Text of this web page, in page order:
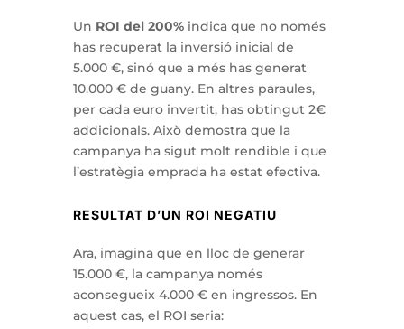
Un ROI del 200%indica que no només
has recuperat la inversió inicial de
5.000 €, sinó que a més has generat
10.000 € de guany. En altres paraules,
per cada euro invertit, has obtingut 2€
addicionals. Això demostra que la
campanya ha sigut molt rendible i que
l’estratègia emprada ha estat efectiva.
RESULTAT D’UN ROI NEGATIU
Ara, imagina que en lloc de generar
15.000 €, la campanya només
aconsegueix 4.000 € en ingressos. En
aquest cas, el ROI seria: